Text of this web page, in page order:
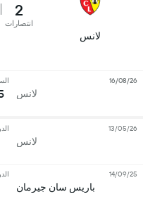
لانس
2
انتصارات
لانس
16/08/26
لانس
13/05/26
باريس سان جيرمان
14/09/25